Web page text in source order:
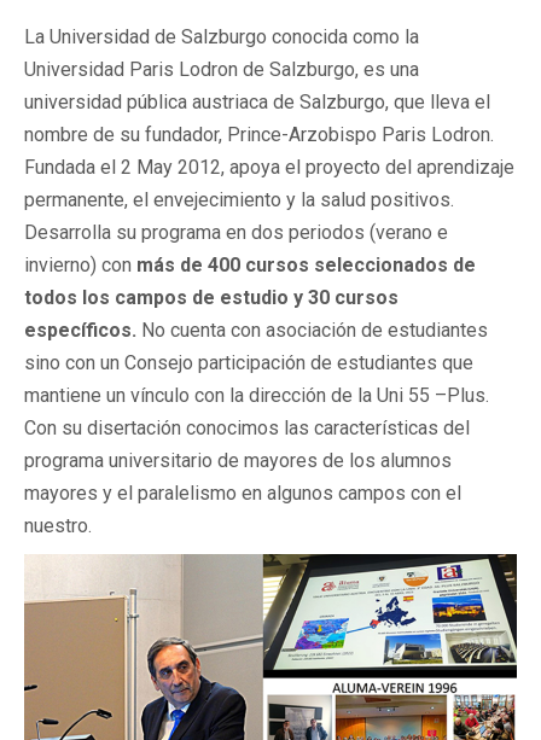
La Universidad de Salzburgo conocida como la
Universidad Paris Lodron de Salzburgo, es una
universidad pública austriaca de Salzburgo, que lleva el
nombre de su fundador, Prince-Arzobispo Paris Lodron.
Fundada el 2 May 2012, apoya el proyecto del aprendizaje
permanente, el envejecimiento y la salud positivos.
Desarrolla su programa en dos periodos (verano e
invierno) con más de 400 cursos seleccionados de
todos los campos de estudio y 30 cursos
específicos. No cuenta con asociación de estudiantes
sino con un Consejo participación de estudiantes que
mantiene un vínculo con la dirección de la Uni 55 –Plus.
Con su disertación conocimos las características del
programa universitario de mayores de los alumnos
mayores y el paralelismo en algunos campos con el
nuestro.